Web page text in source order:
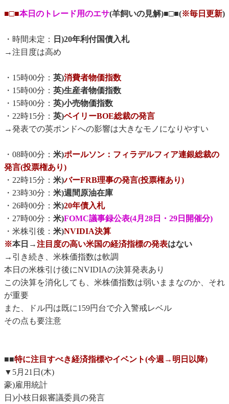
■□■本日のトレード用のエサ(羊飼いの見解)■□■(※毎日更新)
・時間未定：
日)20年利付国債入札
→注目度は高め
・15時00分： 英)消費者物価指数
・15時00分： 英)生産者物価指数
・15時00分： 英)小売物価指数
・22時15分： 英)ベイリーBOE総裁の発言
→発表での英ポンドへの影響は大きなモノになりやすい
・08時00分： 米)ポールソン：フィラデルフィア連銀総裁の
発言(投票権あり)
・22時15分： 米)バーFRB理事の発言(投票権あり)
・23時30分： 米)週間原油在庫
・26時00分： 米)20年債入札
・27時00分： 米)FOMC議事録公表(4月28日・29日開催分)
・米株引後： 米)NVIDIA決算
※本日→注目度の高い米国の経済指標の発表はない
→引き続き、米株価指数は軟調
本日の米株引け後にNVIDIAの決算発表あり
この決算を消化しても、米株価指数は弱いままなのか、それ
が重要
また、ドル円は既に159円台で介入警戒レベル
その点も要注意
■■特に注目すべき経済指標やイベント(今週→明日以降)
▼5月21日(木)
豪)雇用統計
日)小枝日銀審議委員の発言